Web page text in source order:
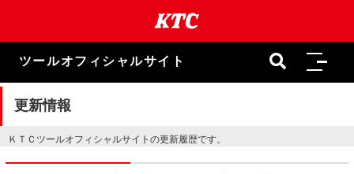
ま
キ
ツールオフィシャルサイト
更新情報
ＫＴＣツールオフィシャルサイトの更新履歴です。